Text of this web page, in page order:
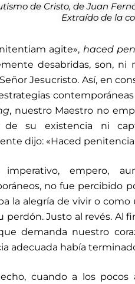
de Cristo, de Juan
Extraído de la
agite», haced
desabridas, son,
Jesucristo. Así, en
, nuestro Maestro no
de su existencia ni
dijo: «Haced
imperativo, empero,
no fue percibido
la alegría de vivir o
perdón. Justo al revés. Al
demanda nuestro
adecuada había
cuando a los pocos